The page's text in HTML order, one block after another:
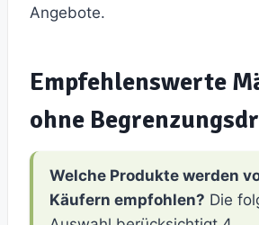
Angebote.
Empfehlenswerte
ohne
Welche Produkte werden
Käufern empfohlen? Die